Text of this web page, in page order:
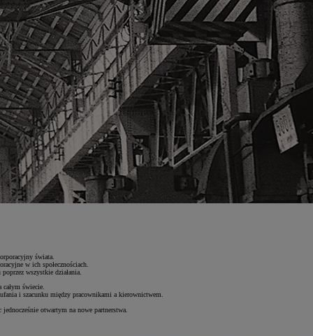
świata.
w ich społecznościach.
wszystkie działania.
świecie.
i szacunku między pracownikami a kierownictwem.
otwartym na nowe partnerstwa.